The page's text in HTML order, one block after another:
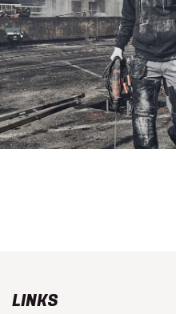
LINKS